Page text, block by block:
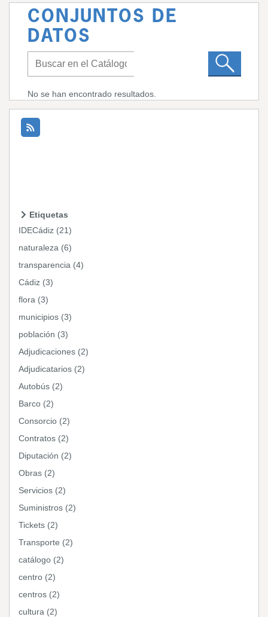
CONJUNTOS DE
DATOS
No se han encontrado resultados.
Etiquetas
IDECádiz (21)
naturaleza (6)
transparencia (4)
Cádiz (3)
flora (3)
municipios (3)
población (3)
Adjudicaciones (2)
Adjudicatarios (2)
Autobús (2)
Barco (2)
Consorcio (2)
Contratos (2)
Diputación (2)
Obras (2)
Servicios (2)
Suministros (2)
Tickets (2)
Transporte (2)
catálogo (2)
centro (2)
centros (2)
cultura (2)